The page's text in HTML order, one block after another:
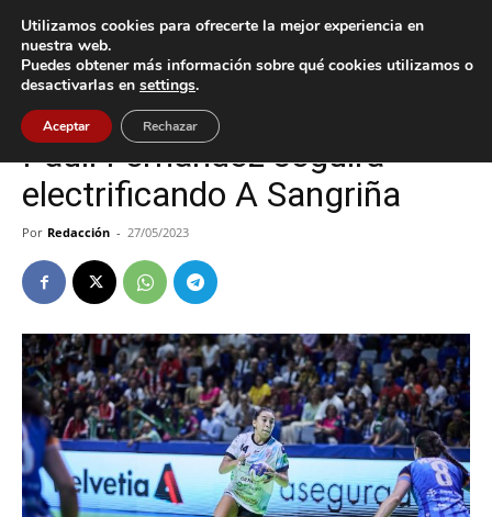
Inicio A Guarda
A Guarda Deportes
Pauli Fernández seguirá
electrificando A Sangriña
Por Redacción - 27/05/2023
Utilizamos cookies para ofrecerte la mejor experiencia en
nuestra web.
Puedes obtener más información sobre qué cookies utilizamos o
desactivarlas en settings.
Aceptar Rechazar